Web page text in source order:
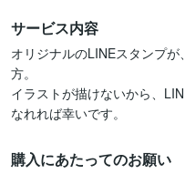
サービス内容
オリジナルのLINEスタンプ
方。
イラストが描けないから、
なれれば幸いです。
購入にあたってのお願い